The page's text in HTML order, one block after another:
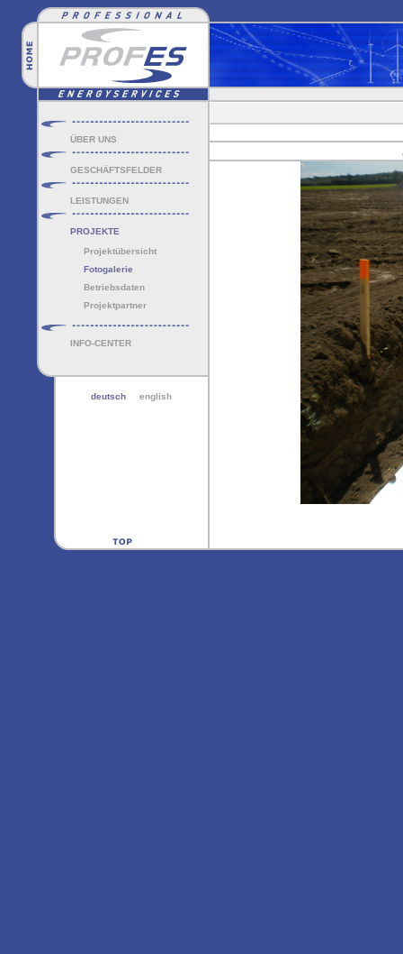
ÜBER UNS
GESCHÄFTSFELDER
LEISTUNGEN
PROJEKTE
Projektübersicht
Fotogalerie
Betriebsdaten
Projektpartner
INFO-CENTER
deutsch english